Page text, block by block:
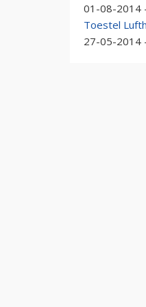
01-08-2014
Toestel
27-05-2014